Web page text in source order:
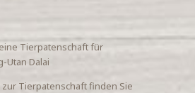
Tierpatenschaft für
Utan Dalai
Tierpatenschaft finden Sie